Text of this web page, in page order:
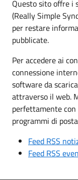
Questo sito offre i
(Really Simple
per restare
pubblicate.
Per accedere ai
connessione
software da
attraverso il web.
perfettamente
programmi di
Feed RSS
Feed RSS